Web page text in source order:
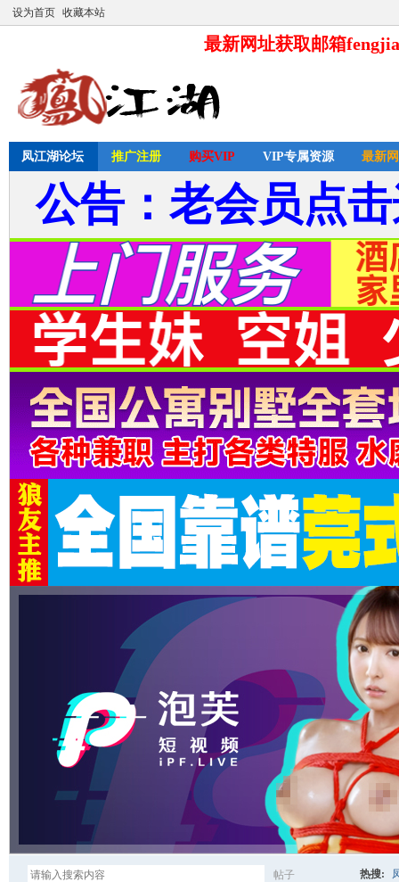
设为首页 收藏本站
最新网址获取邮箱
凤江湖论坛 推广注册 购买VIP VIP专属资源 最新
公告：老会员点
帖子 热搜: